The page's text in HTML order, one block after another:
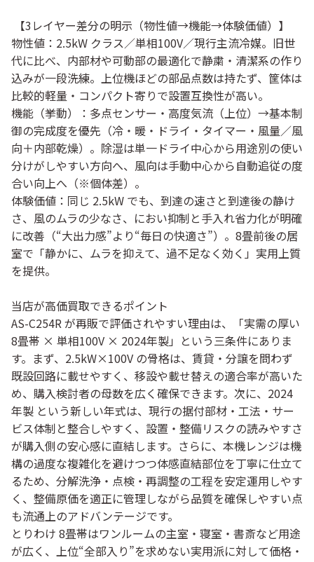
【3レイヤー差分の明示（物性値→機能→体験価値）】
物性値 ：2.5kW クラス／単相100V／現行主流冷媒。旧世
代に比べ、内部材や可動部の最適化で静粛・清潔系の作り
込みが一段洗練。上位機ほどの部品点数は持たず、筐体は
比較的軽量・コンパクト寄りで設置互換性が高い。
機能（挙動）
：多点センサー・高度気流（上位）→基本制
御の完成度を優先 （冷・暖・ドライ・タイマー・風量／風
向＋内部乾燥）。除湿は単一ドライ中心から用途別の使い
分けがしやすい方向へ、風向は手動中心から自動追従の度
合い向上へ（※個体差）。
体験価値 ：同じ 2.5kW でも、 到達の速さと到達後の静け
さ、 風のムラの少なさ、 におい抑制と手入れ省力化が明確
に改善（“大出力感”より“毎日の快適さ”）。8畳前後の居
室で「静かに、ムラを抑えて、過不足なく効く」実用上質
を提供。
当店が高価買取できるポイント
AS-C254R が再販で評価されやすい理由は、「実需の厚い
8畳帯 × 単相100V × 2024年製」という三条件にありま
す。まず、 2.5kW×100V の骨格は、賃貸・分譲を問わず
既設回路に載せやすく、移設や載せ替えの適合率が高いた
め、購入検討者の母数を広く確保できます。次に、 2024
年製 という新しい年式は、現行の据付部材・工法・サー
ビス体制と整合しやすく、設置・整備リスクの読みやすさ
が購入側の安心感に直結します。さらに、本機レンジは機
構の過度な複雑化を避けつつ体感直結部位を丁寧に仕立て
るため、分解洗浄・点検・再調整の工程を安定運用しやす
く、整備原価を適正に管理しながら品質を確保しやすい点
も流通上のアドバンテージです。
とりわけ 8畳帯はワンルームの主室・寝室・書斎など用途
が広く、 上位“全部入り”を求めない実用派に対して価格・